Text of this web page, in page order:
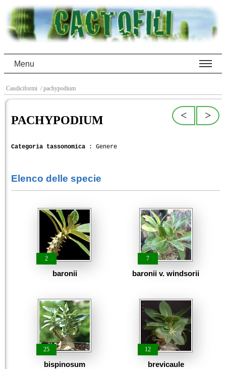
Menu
Caudiciformi / pachypodium
>
<
PACHYPODIUM
Categoria tassonomica : Genere
Elenco delle specie
2
baronii
7
baronii v. windsorii
25
bispinosum
12
brevicaule